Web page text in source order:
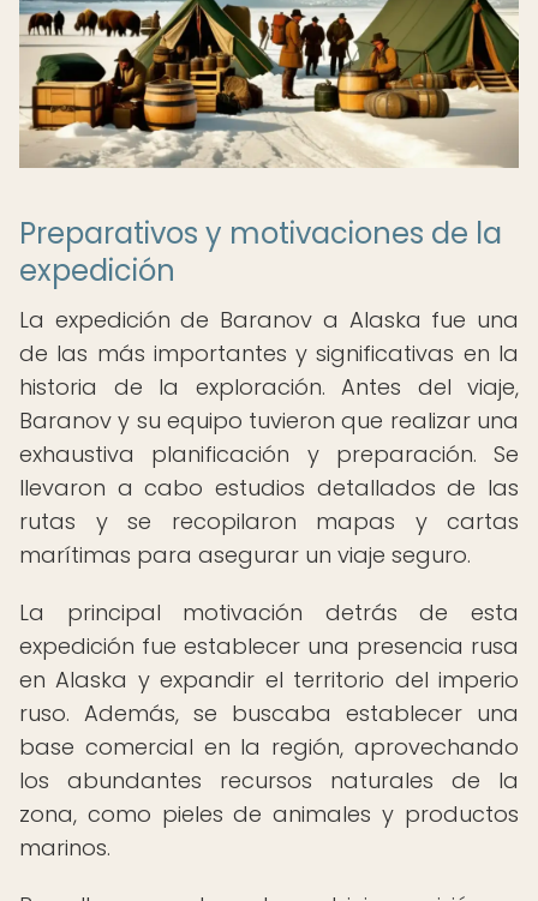
Preparativos y motivaciones de la
expedición
La expedición de Baranov a Alaska fue una
de las más importantes y significativas en la
historia de la exploración. Antes del viaje,
Baranov y su equipo tuvieron que realizar una
exhaustiva planificación y preparación. Se
llevaron a cabo estudios detallados de las
rutas y se recopilaron mapas y cartas
marítimas para asegurar un viaje seguro.
La principal motivación detrás de esta
expedición fue establecer una presencia rusa
en Alaska y expandir el territorio del imperio
ruso. Además, se buscaba establecer una
base comercial en la región, aprovechando
los abundantes recursos naturales de la
zona, como pieles de animales y productos
marinos.